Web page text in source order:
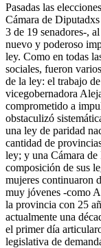
Pasadas las
Cámara de
3 de 19 senadores-,
nuevo y poderoso
ley. Como en todas
sociales, fueron
de la ley: el trabajo
vicegobernadora
comprometido a
obstaculizó
una ley de paridad
cantidad de
ley; y una Cámara
composición de sus
mujeres continuaron
muy jóvenes -como
la provincia con 25
actualmente una
el primer día
legislativa de